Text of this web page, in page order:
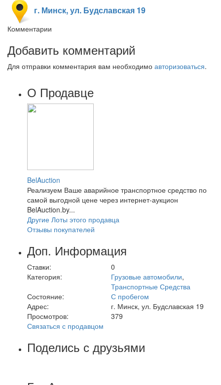
г. Минск, ул. Будславская 19
Комментарии
Добавить комментарий
Для отправки комментария вам необходимо авторизоваться.
О Продавце
BelAuction
Реализуем Ваше аварийное транспортное средство по
самой выгодной цене через интернет-аукцион
BelAuction.by...
Другие Лоты этого продавца
Отзывы покупателей
Доп. Информация
Ставки:
0
Категория:
Грузовые автомобили,
Транспортные Средства
Состояние:
С пробегом
Адрес:
г. Минск, ул. Будславская 19
Просмотров:
379
Связаться с продавцом
Поделись с друзьями